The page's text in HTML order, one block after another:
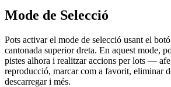
Mode de Selecció
Pots activar el mode de selecció usant el
cantonada superior dreta. En aquest mode,
pistes alhora i realitzar accions per lots —
reproducció, marcar com a favorit, eliminar
descarregar i més.